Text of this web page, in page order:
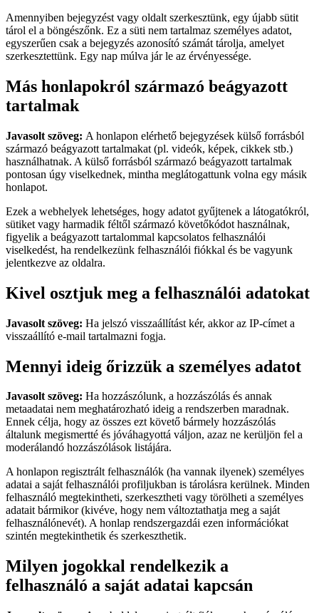
Amennyiben bejegyzést vagy oldalt szerkesztünk, egy újabb sütit
tárol el a böngészőnk. Ez a süti nem tartalmaz személyes adatot,
egyszerűen csak a bejegyzés azonosító számát tárolja, amelyet
szerkesztettünk. Egy nap múlva jár le az érvényessége.
Más honlapokról származó beágyazott
tartalmak
Javasolt szöveg: A honlapon elérhető bejegyzések külső forrásból
származó beágyazott tartalmakat (pl. videók, képek, cikkek stb.)
használhatnak. A külső forrásból származó beágyazott tartalmak
pontosan úgy viselkednek, mintha meglátogattunk volna egy másik
honlapot.
Ezek a webhelyek lehetséges, hogy adatot gyűjtenek a látogatókról,
sütiket vagy harmadik féltől származó követőkódot használnak,
figyelik a beágyazott tartalommal kapcsolatos felhasználói
viselkedést, ha rendelkezünk felhasználói fiókkal és be vagyunk
jelentkezve az oldalra.
Kivel osztjuk meg a felhasználói adatokat
Javasolt szöveg: Ha jelszó visszaállítást kér, akkor az IP-címet a
visszaállító e-mail tartalmazni fogja.
Mennyi ideig őrizzük a személyes adatot
Javasolt szöveg: Ha hozzászólunk, a hozzászólás és annak
metaadatai nem meghatározható ideig a rendszerben maradnak.
Ennek célja, hogy az összes ezt követő bármely hozzászólás
általunk megismertté és jóváhagyottá váljon, azaz ne kerüljön fel a
moderálandó hozzászólások listájára.
A honlapon regisztrált felhasználók (ha vannak ilyenek) személyes
adatai a saját felhasználói profiljukban is tárolásra kerülnek. Minden
felhasználó megtekintheti, szerkesztheti vagy törölheti a személyes
adatait bármikor (kivéve, hogy nem változtathatja meg a saját
felhasználónevét). A honlap rendszergazdái ezen információkat
szintén megtekinthetik és szerkeszthetik.
Milyen jogokkal rendelkezik a
felhasználó a saját adatai kapcsán